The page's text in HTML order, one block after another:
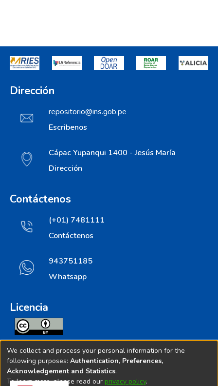
Dirección
repositorio@ins.gob.pe
Escribenos
Cápac Yupanqui 1400 - Jesús María
Dirección
Contáctenos
(+01) 7481111
Contáctenos
943751185
Whatsapp
Licencia
Todos los contenidos de repositorio.ins.gob.pe estan
licenciados bajo
Creative Commoms License
We collect and process your personal information for the
following purposes: Authentication, Preferences,
Acknowledgement and Statistics.
To learn more, please read our privacy policy.